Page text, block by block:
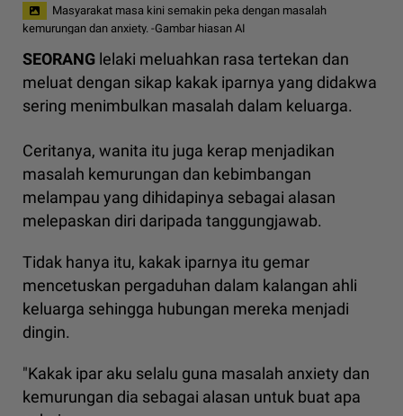
Masyarakat masa kini semakin peka dengan masalah
kemurungan dan anxiety. -Gambar hiasan AI
SEORANG lelaki meluahkan rasa tertekan dan
meluat dengan sikap kakak iparnya yang didakwa
sering menimbulkan masalah dalam keluarga.
Ceritanya, wanita itu juga kerap menjadikan
masalah kemurungan dan kebimbangan
melampau yang dihidapinya sebagai alasan
melepaskan diri daripada tanggungjawab.
Tidak hanya itu, kakak iparnya itu gemar
mencetuskan pergaduhan dalam kalangan ahli
keluarga sehingga hubungan mereka menjadi
dingin.
"Kakak ipar aku selalu guna masalah anxiety dan
kemurungan dia sebagai alasan untuk buat apa